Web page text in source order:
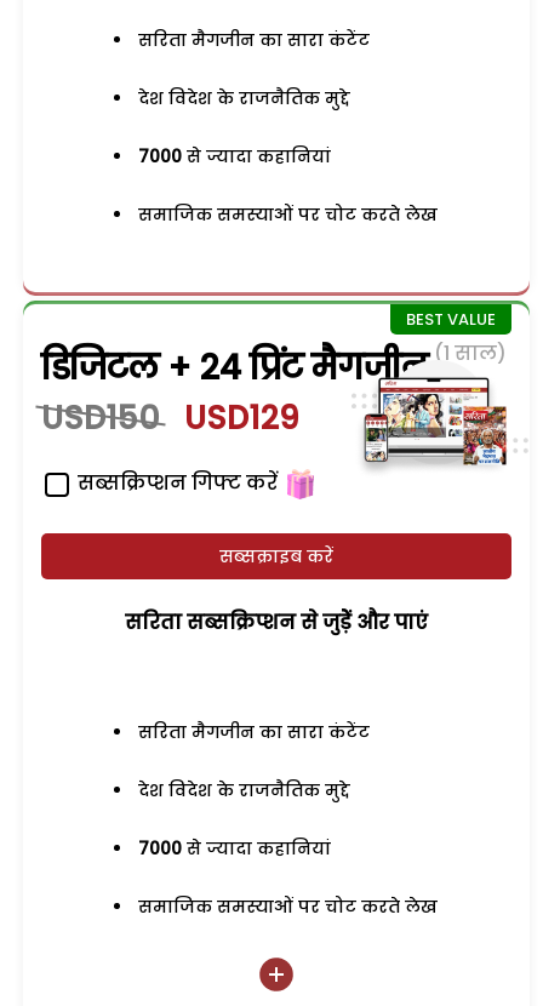
सरिता मैगजीन का सारा कंटेंट
देश विदेश के राजनैतिक मुद्दे
7000 से ज्यादा कहानियां
समाजिक समस्याओं पर चोट करते लेख
डिजिटल + 24 प्रिंट मैगजीन (1 साल)
USD150 USD129
सब्सक्रिप्शन गिफ्ट करें
सब्सक्राइब करें
सरिता सब्सक्रिप्शन से जुड़ेें और पाएं
सरिता मैगजीन का सारा कंटेंट
देश विदेश के राजनैतिक मुद्दे
7000 से ज्यादा कहानियां
समाजिक समस्याओं पर चोट करते लेख